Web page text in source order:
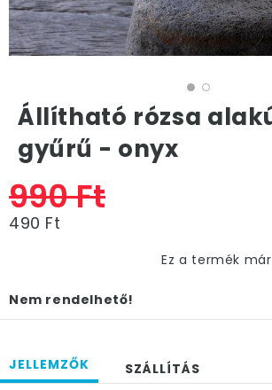
Állítható rózsa
gyűrű - onyx
990 Ft
490 Ft
Ez a termék
Nem rendelhető!
JELLEMZŐK SZÁLLÍTÁS